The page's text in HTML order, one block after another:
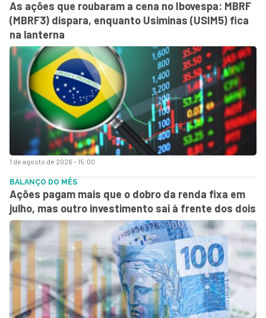
1 de agosto de 2026 - 15:00
As ações que roubaram a cena no Ibovespa: MBRF
(MBRF3) dispara, enquanto Usiminas (USIM5) fica
na lanterna
BALANÇO DO MÊS
Ações pagam mais que o dobro da renda fixa em
julho, mas outro investimento sai à frente dos dois